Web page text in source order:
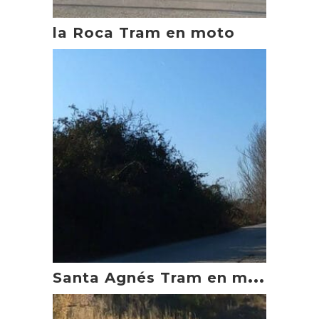
la Roca Tram en moto
S
anta Agnés Tram en moto